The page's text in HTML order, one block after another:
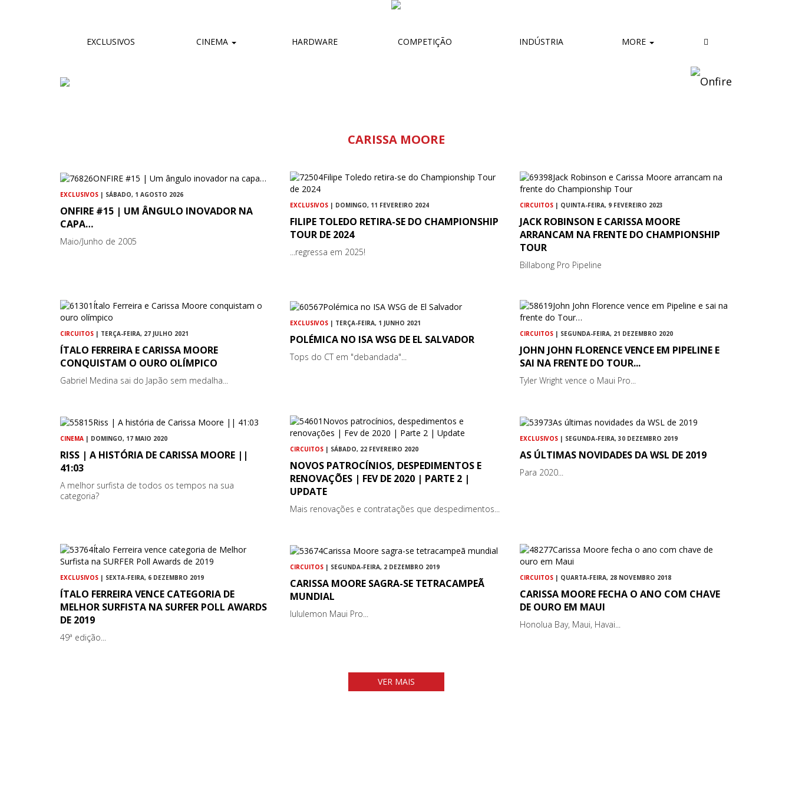
EXCLUSIVOS CINEMA HARDWARE COMPETIÇÃO INDÚSTRIA MORE
CARISSA MOORE
EXCLUSIVOS | SÁBADO, 1 AGOSTO 2026
ONFIRE #15 | UM ÂNGULO INOVADOR NA
CAPA…
Maio/Junho de 2005
EXCLUSIVOS | DOMINGO, 11 FEVEREIRO 2024
FILIPE TOLEDO RETIRA-SE DO CHAMPIONSHIP
TOUR DE 2024
...regressa em 2025!
CIRCUITOS | QUINTA-FEIRA, 9 FEVEREIRO 2023
JACK ROBINSON E CARISSA MOORE
ARRANCAM NA FRENTE DO CHAMPIONSHIP
TOUR
Billabong Pro Pipeline
CIRCUITOS | TERÇA-FEIRA, 27 JULHO 2021
ÍTALO FERREIRA E CARISSA MOORE
CONQUISTAM O OURO OLÍMPICO
Gabriel Medina sai do Japão sem medalha...
EXCLUSIVOS | TERÇA-FEIRA, 1 JUNHO 2021
POLÉMICA NO ISA WSG DE EL SALVADOR
Tops do CT em "debandada"...
CIRCUITOS | SEGUNDA-FEIRA, 21 DEZEMBRO 2020
JOHN JOHN FLORENCE VENCE EM PIPELINE E
SAI NA FRENTE DO TOUR...
Tyler Wright vence o Maui Pro...
CINEMA | DOMINGO, 17 MAIO 2020
RISS | A HISTÓRIA DE CARISSA MOORE ||
41:03
A melhor surfista de todos os tempos na sua
categoria?
CIRCUITOS | SÁBADO, 22 FEVEREIRO 2020
NOVOS PATROCÍNIOS, DESPEDIMENTOS E
RENOVAÇÕES | FEV DE 2020 | PARTE 2 |
UPDATE
Mais renovações e contratações que despedimentos...
EXCLUSIVOS | SEGUNDA-FEIRA, 30 DEZEMBRO 2019
AS ÚLTIMAS NOVIDADES DA WSL DE 2019
Para 2020...
EXCLUSIVOS | SEXTA-FEIRA, 6 DEZEMBRO 2019
ÍTALO FERREIRA VENCE CATEGORIA DE
MELHOR SURFISTA NA SURFER POLL AWARDS
DE 2019
49ª edição...
CIRCUITOS | SEGUNDA-FEIRA, 2 DEZEMBRO 2019
CARISSA MOORE SAGRA-SE TETRACAMPEÃ
MUNDIAL
lululemon Maui Pro...
CIRCUITOS | QUARTA-FEIRA, 28 NOVEMBRO 2018
CARISSA MOORE FECHA O ANO COM CHAVE
DE OURO EM MAUI
Honolua Bay, Maui, Havai...
VER MAIS